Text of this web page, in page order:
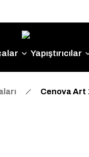
Yapıştırıcılar
Cenova Art